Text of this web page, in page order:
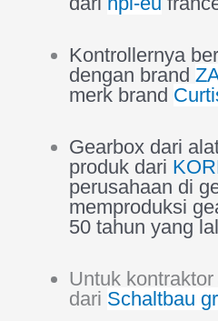
Kontrollernya
dengan brand
merk brand
Gearbox dari
produk dari
perusahaan di
memproduksi
50 tahun yang
Untuk
dari Schaltbau